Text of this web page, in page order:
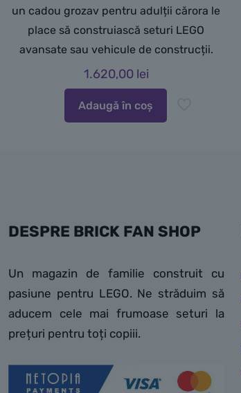
un cadou grozav pentru adulții cărora le
place să construiască seturi LEGO
avansate sau vehicule de construcții.
1.620,00 lei
Adaugă în coș
DESPRE BRICK FAN SHOP
Un magazin de familie construit cu
pasiune pentru LEGO. Ne străduim să
aducem cele mai frumoase seturi la
prețuri pentru toți copiii.